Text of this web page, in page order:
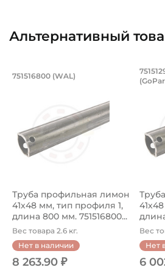
Классификация завода -
Профильные трубы
Страна происхождения:
Альтернативный
Труба профильная
Труба профильная 751516800
751516800 (WAL)
Труба профильная лимон
41х48 мм, тип профиля 1,
длина 800 мм. 751516800...
Вес товара 2.6 кг.
Нет в наличии
8 263.90 ₽
Вес
Нет
6